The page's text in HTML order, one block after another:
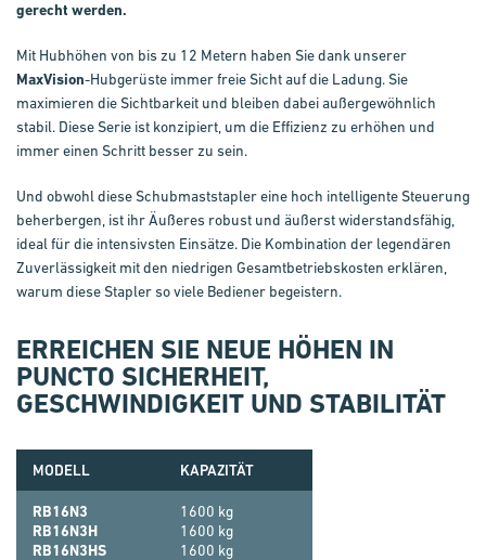
ERREICHEN SIE NEUE HÖHEN IN
PUNCTO SICHERHEIT,
GESCHWINDIGKEIT UND STABILITÄT
gerecht werden.
Mit Hubhöhen von bis zu 12 Metern haben Sie dank unserer
MaxVision-Hubgerüste immer freie Sicht auf die Ladung. Sie
maximieren die Sichtbarkeit und bleiben dabei außergewöhnlich
stabil. Diese Serie ist konzipiert, um die Effizienz zu erhöhen und
immer einen Schritt besser zu sein.
Und obwohl diese Schub­mast­stap­ler eine hoch intelligente Steuerung
beherbergen, ist ihr Äußeres robust und äußerst widerstandsfähig,
ideal für die intensivsten Einsätze. Die Kombination der legendären
Zu­ver­läs­sig­keit mit den niedrigen Gesamtbetriebskosten erklären,
warum diese Stapler so viele Bediener begeistern.
MODELL KAPAZITÄT
RB16N3
1600 kg
RB16N3H
1600 kg
RB16N3HS
1600 kg